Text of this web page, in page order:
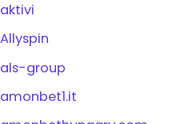
aktivi
Allyspin
als-group
amonbet1.it